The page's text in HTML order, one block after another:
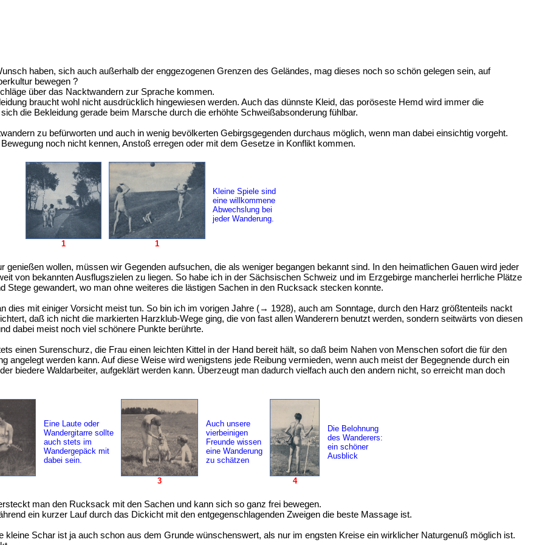
haben, sich auch außerhalb der enggezogenen Grenzen des Geländes, mag dieses noch so schön gelegen sein, auf
bewegen ?
über das Nacktwandern zur Sprache kommen.
braucht wohl nicht ausdrücklich hingewiesen werden. Auch das dünnste Kleid, das poröseste Hemd wird immer die
die Bekleidung gerade beim Marsche durch die erhöhte Schweißabsonderung fühlbar.
zu befürworten und auch in wenig bevölkerten Gebirgsgegenden durchaus möglich, wenn man dabei einsichtig vorgeht.
noch nicht kennen, Anstoß erregen oder mit dem Gesetze in Konflikt kommen.
1 1
Kleine Spiele sind
eine willkommene
Abwechslung bei
jeder Wanderung.
genießen wollen, müssen wir Gegenden aufsuchen, die als weniger begangen bekannt sind. In den heimatlichen Gauen wird jeder
von bekannten Ausflugszielen zu liegen. So habe ich in der Sächsischen Schweiz und im Erzgebirge mancherlei herrliche Plätze
Stege gewandert, wo man ohne weiteres die lästigen Sachen in den Rucksack stecken konnte.
dies mit einiger Vorsicht meist tun. So bin ich im vorigen Jahre (→ 1928), auch am Sonntage, durch den Harz größtenteils nackt
daß ich nicht die markierten Harzklub-Wege ging, die von fast allen Wanderern benutzt werden, sondern seitwärts von diesen
dabei meist noch viel schönere Punkte berührte.
einen Surenschurz, die Frau einen leichten Kittel in der Hand bereit hält, so daß beim Nahen von Menschen sofort die für den
angelegt werden kann. Auf diese Weise wird wenigstens jede Reibung vermieden, wenn auch meist der Begegnende durch ein
biedere Waldarbeiter, aufgeklärt werden kann. Überzeugt man dadurch vielfach auch den andern nicht, so erreicht man doch
Eine Laute oder
Wandergitarre sollte
auch stets im
Wandergepäck mit
dabei sein.
3
Auch unsere
vierbeinigen
Freunde wissen
eine Wanderung
zu schätzen
4
Die Belohnung
des Wanderers:
ein schöner
Ausblick
man den Rucksack mit den Sachen und kann sich so ganz frei bewegen.
ein kurzer Lauf durch das Dickicht mit den entgegenschlagenden Zweigen die beste Massage ist.
Schar ist ja auch schon aus dem Grunde wünschenswert, als nur im engsten Kreise ein wirklicher Naturgenuß möglich ist.